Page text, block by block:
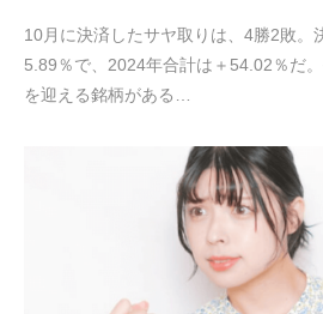
10月に決済したサヤ取りは、4勝2敗。
5.89％で、2024年合計は＋54.02％だ
を迎える銘柄がある…